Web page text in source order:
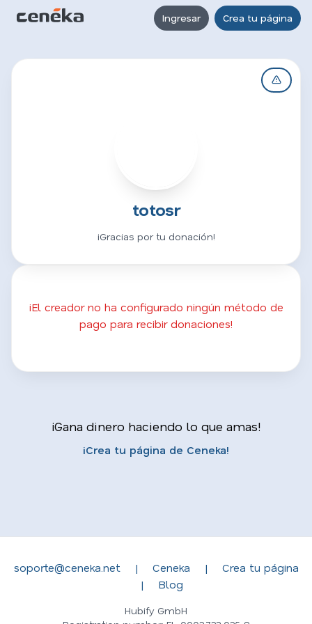
Ingresar Crea tu página
totosr
¡Gracias por tu donación!
¡El creador no ha configurado ningún método de
pago para recibir donaciones!
¡Gana dinero haciendo lo que amas!
¡Crea tu página de Ceneka!
soporte@ceneka.net | Ceneka |
Crea tu página
|
Blog
Hubify GmbH